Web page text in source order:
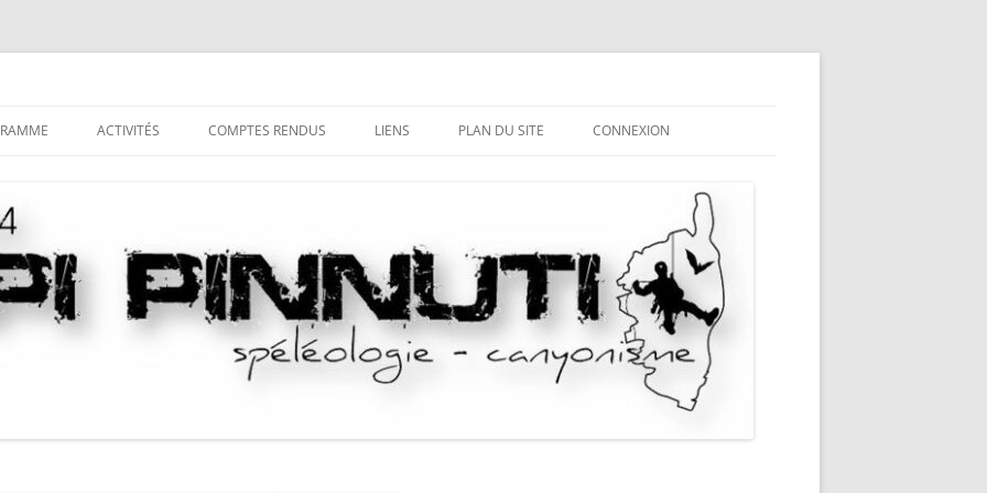
LA SAGA DU LOCAL
ACTIVITÉS
S’INITIER AUX TECHNIQUES
SPÉLÉO
SE PERFECTIONNER
LA PROSPECTION
COMPTES RENDUS
COMPTES-RENDUS DES CAMPS
COMPTES-RENDUS DES STAGES
PUBLICATIONS “NUSTRALE”
LES SAGAS
LIENS PLAN DU SITE CONNEXION